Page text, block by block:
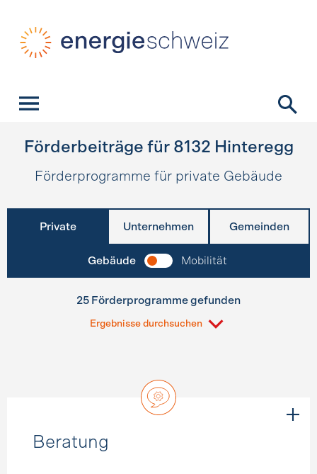
Förderbeiträge für 8132 Hinteregg
Förderprogramme für private Gebäude
Private Unternehmen Gemeinden
Gebäude Mobilität
25 Förderprogramme gefunden
Ergebnisse durchsuchen
Beratung